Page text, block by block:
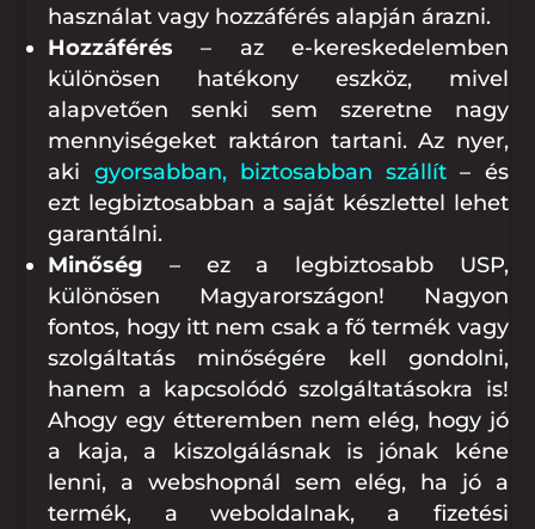
használat vagy hozzáférés alapján árazni.
Hozzáférés – az e-kereskedelemben
különösen hatékony eszköz, mivel
alapvetően senki sem szeretne nagy
mennyiségeket raktáron tartani. Az nyer,
aki gyorsabban, biztosabban szállít – és
ezt legbiztosabban a saját készlettel lehet
garantálni.
Minőség – ez a legbiztosabb USP,
különösen Magyarországon! Nagyon
fontos, hogy itt nem csak a fő termék vagy
szolgáltatás minőségére kell gondolni,
hanem a kapcsolódó szolgáltatásokra is!
Ahogy egy étteremben nem elég, hogy jó
a kaja, a kiszolgálásnak is jónak kéne
lenni, a webshopnál sem elég, ha jó a
termék, a weboldalnak, a fizetési